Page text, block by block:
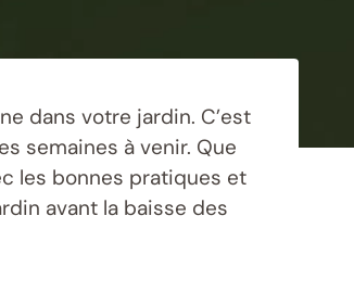
dans votre jardin. C’est
semaines à venir. Que
les bonnes pratiques et
avant la baisse des